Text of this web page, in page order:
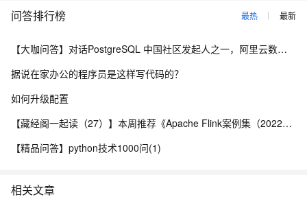
问答排行榜 最热 最新
【大咖问答】对话PostgreSQL 中国社区发起人之一，阿里云数据库高级专家 德哥
据说在家办公的程序员是这样写代码的？
如何升级配置
【藏经阁一起读（27）】本周推荐《Apache Flink案例集（2022版）》，你有哪些心得？
【精品问答】python技术1000问(1)
相关文章